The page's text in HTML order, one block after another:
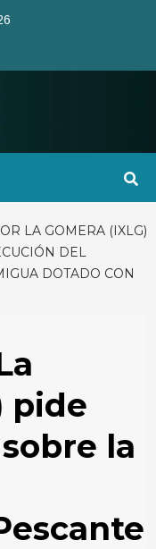
LA GOMERA (IXLG)
DEL
DOTADO CON
pide
la